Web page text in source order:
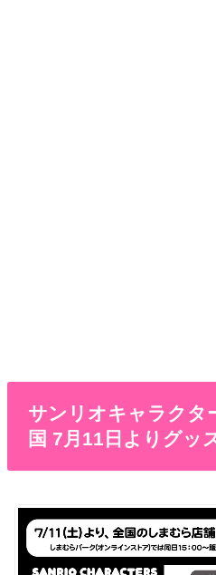
サンリオキャラクタ
国 7月11日よりグッ